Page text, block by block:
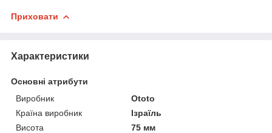
Приховати
Характеристики
Основні атрибути
Виробник
Ototo
Країна виробник
Ізраїль
Висота
75 мм